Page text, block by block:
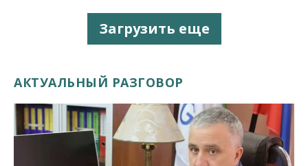
Загрузить еще
АКТУАЛЬНЫЙ РАЗГОВОР